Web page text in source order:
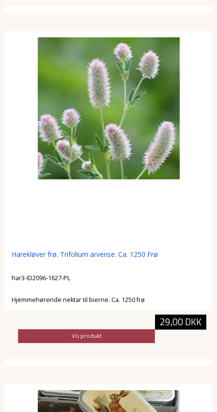
Harekløver frø. Trifolium arvense. Ca. 1250 Frø
har3-ID2096-1627-PL
Hjemmehørende nektar til bierne. Ca. 1250 frø
29,00 DKK
Vis produkt